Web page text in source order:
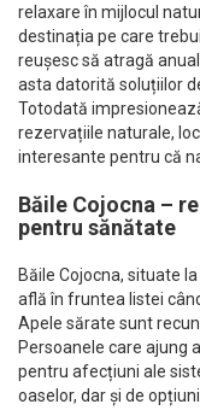
relaxare în mijlocul
destinația pe care
reușesc să atragă
asta datorită soluțiilor
Totodată
rezervațiile naturale,
interesante pentru că
Băile Cojocna –
pentru sănătate
Băile Cojocna, situate
află în fruntea listei
Apele sărate sunt
Persoanele care ajung
pentru afecțiuni ale
oaselor, dar și de